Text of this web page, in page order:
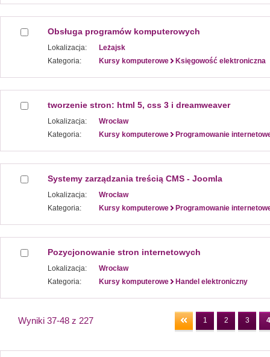
Obsługa programów komputerowych
Lokalizacja:
Leżajsk
Kategoria:
Kursy komputerowe Księgowość elektroniczna
tworzenie stron: html 5, css 3 i dreamweaver
Lokalizacja:
Wrocław
Kategoria:
Kursy komputerowe Programowanie
Systemy zarządzania treścią CMS - Joomla
Lokalizacja:
Wrocław
Kategoria:
Kursy komputerowe Programowanie
Pozycjonowanie stron internetowych
Lokalizacja:
Wrocław
Kategoria:
Kursy komputerowe Handel elektroniczny
Wyniki 37-48 z 227 1 2 3 4